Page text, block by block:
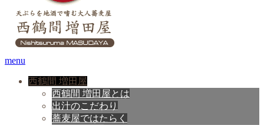
menu
西鶴間 増田屋
西鶴間 増田屋とは
出汁のこだわり
蕎麦屋ではたらく